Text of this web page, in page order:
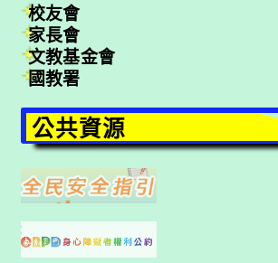
校友會
家長會
文教基金會
國教署
公共資源